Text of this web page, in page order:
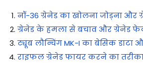
नॉ-36 ग्रेनेड का खोलना जोड़ना और
ग्रेनेड के हमला से बचाव और ग्रेनेड
ट्यूब लौन्चिंग MK-I का बेसिक डाटा
राइफल ग्रेनेड फायर करने का